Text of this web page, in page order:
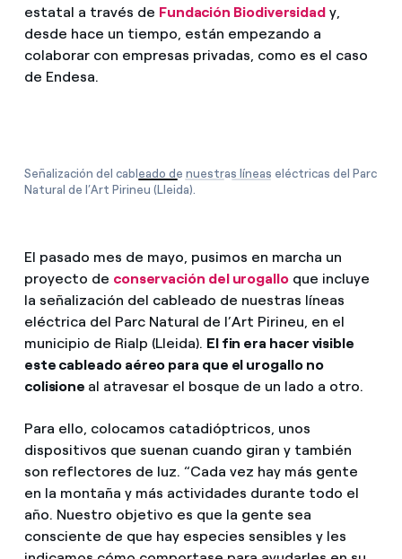
estatal a través de Fundación Biodiversidad y,
desde hace un tiempo, están empezando a
colaborar con empresas privadas, como es el caso
de Endesa.
Señalización del cableado de nuestras líneas eléctricas del Parc
Natural de l’Art Pirineu (Lleida).
El pasado mes de mayo, pusimos en marcha un
proyecto de conservación del urogalloque incluye
la señalización del cableado de nuestras líneas
eléctrica del Parc Natural de l’Art Pirineu, en el
municipio de Rialp (Lleida). El fin era hacer visible
este cableado aéreo para que el urogallo no
colisione al atravesar el bosque de un lado a otro.
Para ello, colocamos catadióptricos, unos
dispositivos que suenan cuando giran y también
son reflectores de luz. “Cada vez hay más gente
en la montaña y más actividades durante todo el
año. Nuestro objetivo es que la gente sea
consciente de que hay especies sensibles y les